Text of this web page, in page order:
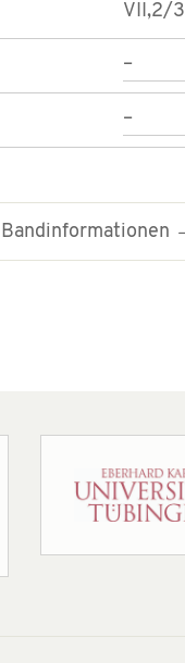
VII,2/3
–
–